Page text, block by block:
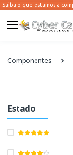
Componentes
Estado